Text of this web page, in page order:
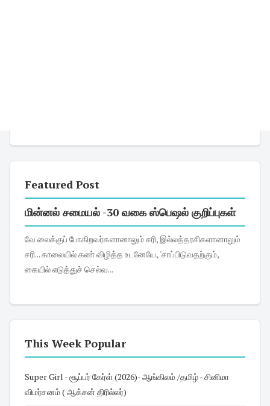
Featured Post
மின்னல் சமையல் -30 வகை ஸ்பெஷல் குறிப்புகள்
வே லைக்குப் போகிறவர்களானாலும் சரி, இல்லத்தரசிகளானாலும்
சரி... காலையில் கண் விழித்த உடனேயே, 'சாப்பிடுவதற்கும்,
கையில் எடுத்துச் செல்வ...
This Week Popular
Super Girl - சூப்பர் கேர்ள் (2026)- ஆங்கிலம் /தமிழ் - சினிமா
விமர்சனம் ( ஆக்சன் திரில்லர்)